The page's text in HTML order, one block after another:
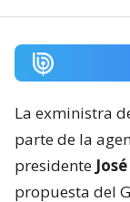
La exministra
parte de la
presidente
propuesta del